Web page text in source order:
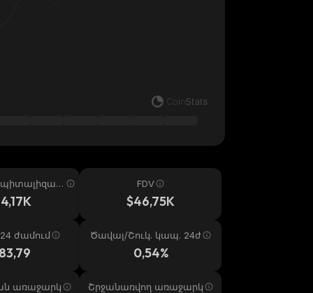
FDV
$46,75K
ժամում Ծավալ/Շուկ. կապ. 24ժ
0,54%
առաջարկ Շրջանառվող առաջարկ